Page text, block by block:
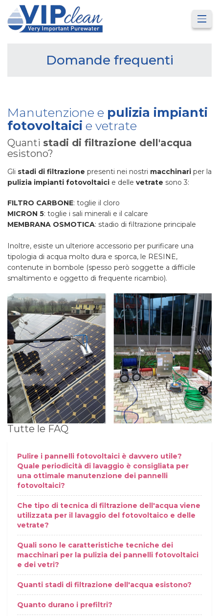
Domande frequenti
Manutenzione e pulizia impianti
fotovoltaici e vetrate
Quanti stadi di filtrazione dell'acqua
esistono?
Gli stadi di filtrazione presenti nei nostri macchinari per la
pulizia impianti fotovoltaici e delle vetrate sono 3:
FILTRO CARBONE: toglie il cloro
MICRON 5: toglie i sali minerali e il calcare
MEMBRANA OSMOTICA: stadio di filtrazione principale
Inoltre, esiste un ulteriore accessorio per purificare una
tipologia di acqua molto dura e sporca, le RESINE,
contenute in bombole (spesso però soggette a difficile
smaltimento e oggetto di frequente ricambio).
Tutte le FAQ
Pulire i pannelli fotovoltaici è davvero utile?
Quale periodicità di lavaggio è consigliata per
una ottimale manutenzione dei pannelli
fotovoltaici?
Che tipo di tecnica di filtrazione dell'acqua viene
utilizzata per il lavaggio del fotovoltaico e delle
vetrate?
Quali sono le caratteristiche tecniche dei
macchinari per la pulizia dei pannelli fotovoltaici
e dei vetri?
Quanti stadi di filtrazione dell'acqua esistono?
Quanto durano i prefiltri?